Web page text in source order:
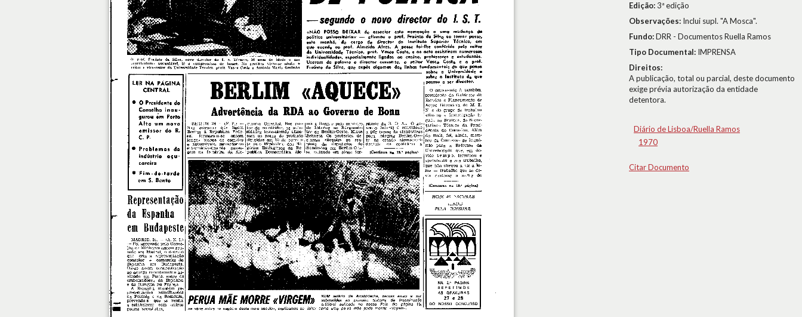
Edição:3ª edição
Observações: Inclui supl. "A Mosca".
Fundo:DRR - Documentos Ruella Ramos
Tipo Documental: IMPRENSA
Direitos:
A publicação, total ou parcial, deste documento
exige prévia autorização da entidade
detentora.
Diário de Lisboa/Ruella Ramos
1970
Citar Documento